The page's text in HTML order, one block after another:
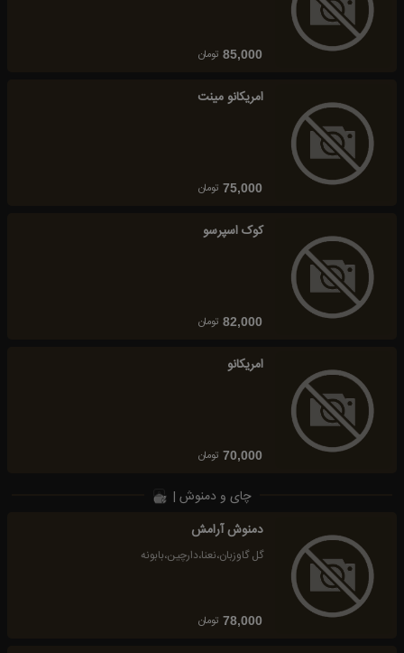
85,000 تومان
امریکانو مینت
75,000 تومان
کوک اسپرسو
82,000 تومان
امریکانو
70,000 تومان
چای و دمنوش |
دمنوش آرامش
گل گاوزبان،نعنا،دارچین،بابونه
78,000 تومان